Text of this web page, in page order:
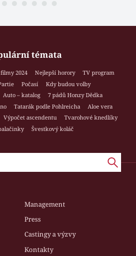
témata
2024 Nejlepší horory
TV program
Počasí
Kdy budou volby
Auto – katalog
7 pádů Honzy Dědka
Tatarák podle Pohlreicha
Aloe vera
Výpočet ascendentu
Tvarohové knedlíky
Švestkový koláč
Management
Press
Castingy a výzvy
Kontakty